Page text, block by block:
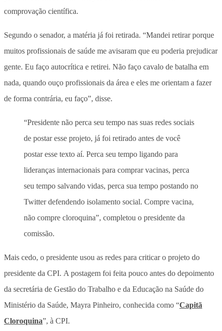
comprovação científica.
Segundo o senador, a matéria já foi retirada. “Mandei retirar porque
muitos profissionais de saúde me avisaram que eu poderia prejudicar
gente. Eu faço autocrítica e retirei. Não faço cavalo de batalha em
nada, quando ouço profissionais da área e eles me orientam a fazer
de forma contrária, eu faço”, disse.
“Presidente não perca seu tempo nas suas redes sociais
de postar esse projeto, já foi retirado antes de você
postar esse texto aí. Perca seu tempo ligando para
lideranças internacionais para comprar vacinas, perca
seu tempo salvando vidas, perca sua tempo postando no
Twitter defendendo isolamento social. Compre vacina,
não compre cloroquina”, completou o presidente da
comissão.
Mais cedo, o presidente usou as redes para criticar o projeto do
presidente da CPI. A postagem foi feita pouco antes do depoimento
da secretária de Gestão do Trabalho e da Educação na Saúde do
Ministério da Saúde, Mayra Pinheiro, conhecida como “Capitã
Cloroquina”, à CPI.